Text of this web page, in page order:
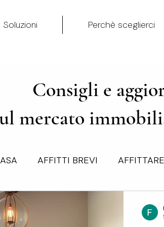
Soluzioni Perchè sceglierci
Consigli e
mercato
AFFITTI BREVI
QUOTE SOCIETA' CON IMMOBILI